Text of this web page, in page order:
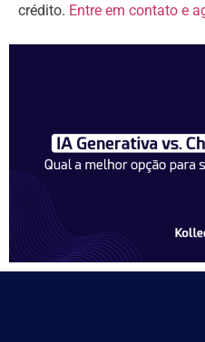
crédito. Entre em contato e